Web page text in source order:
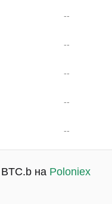
--
--
--
--
--
на Poloniex